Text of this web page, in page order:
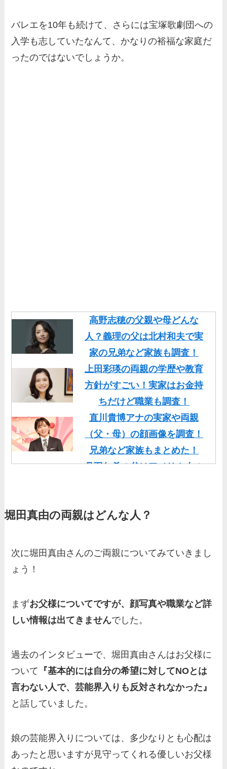
バレエを10年も続けて、さらには宝塚歌劇団への
入学も志していたなんて、かなりの裕福な家庭だ
ったのではないでしょうか。
高野志穂の父親や母どんな
人？義理の父は北村和夫で実
家の兄弟など家族も調査！
上田彩瑛の両親の学歴や教育
方針がすごい！実家はお金持
ちだけど職業も調査！
直川貴博アナの実家や両親
（父・母）の顔画像を調査！
兄弟など家族もまとめた！
丹羽仁希の父はアメリカ人の
基俊介の実家はお金持ち？兄
人？家族を調査！
ど、家族を調査！
片岡凜の母親が美人！家族構
成や父・片岡達也、兄弟につ
いてもまとめ！
梅澤廉アナの父親・母親の職
の家族もまとめ！
伊藤海彦の兄弟は弟の夏彦！
堀田真由の両親はどんな人？
次に堀田真由さんのご両親についてみていきまし
ょう！
まずお父様についてですが、顔写真や職業など詳
しい情報は出てきませんでした。
過去のインタビューで、堀田真由さんはお父様に
ついて
『基本的には自分の希望に対してNOとは
言わない人で、芸能界入りも反対されなかった』
と話していました。
娘の芸能界入りについては、多少なりとも心配は
あったと思いますが見守ってくれる優しいお父様